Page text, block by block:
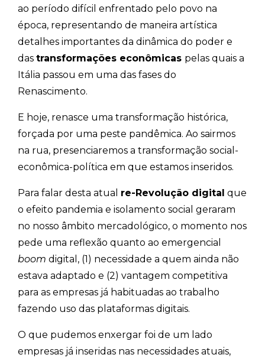
ao período difícil enfrentado pelo povo na
época, representando de maneira artística
detalhes importantes da dinâmica do poder e
das transformações econômicas pelas quais a
Itália passou em uma das fases do
Renascimento.
E hoje, renasce uma transformação histórica,
forçada por uma peste pandêmica. Ao sairmos
na rua, presenciaremos a transformação social-
econômica-política em que estamos inseridos.
Para falar desta atual re-Revolução digital que
o efeito pandemia e isolamento social geraram
no nosso âmbito mercadológico, o momento nos
pede uma reflexão quanto ao emergencial
boom digital, (1) necessidade a quem ainda não
estava adaptado e (2) vantagem competitiva
para as empresas já habituadas ao trabalho
fazendo uso das plataformas digitais.
O que pudemos enxergar foi de um lado
empresas já inseridas nas necessidades atuais,